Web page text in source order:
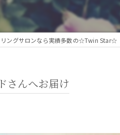
リングサロンなら実績多数の☆Twin Star☆
さんへお届け